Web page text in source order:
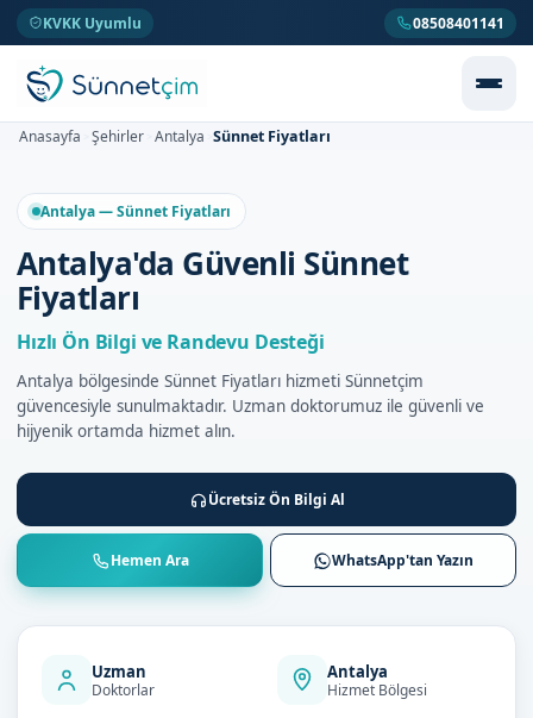
KVKK Uyumlu 08508401141
Anasayfa Şehirler Antalya Sünnet Fiyatları
Antalya — Sünnet Fiyatları
Antalya'da Güvenli Sünnet
Fiyatları
Hızlı Ön Bilgi ve Randevu Desteği
Antalya bölgesinde Sünnet Fiyatları hizmeti Sünnetçim
güvencesiyle sunulmaktadır. Uzman doktorumuz ile güvenli ve
hijyenik ortamda hizmet alın.
Ücretsiz Ön Bilgi Al
Hemen Ara WhatsApp'tan Yazın
Uzman
Doktorlar
Antalya
Hizmet Bölgesi